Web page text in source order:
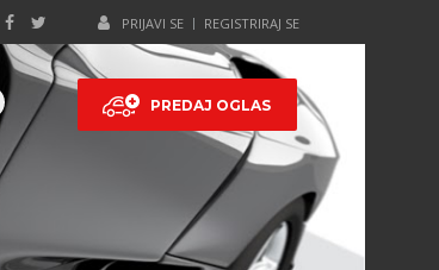
PRIJAVI SE REGISTRIRAJ SE
PREDAJ OGLAS